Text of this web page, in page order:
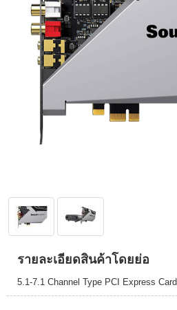
รายละเอียดสินค้าโดยย่อ
5.1-7.1 Channel Type PCI Express Card